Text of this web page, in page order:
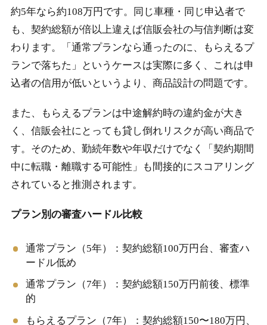
約5年なら約108万円です。同じ車種・同じ申込者で
も、契約総額が倍以上違えば信販会社の与信判断は変
わります。「通常プランなら通ったのに、もらえるプ
ランで落ちた」というケースは実際に多く、これは申
込者の信用が低いというより、商品設計の問題です。
また、もらえるプランは中途解約時の違約金が大き
く、信販会社にとっても貸し倒れリスクが高い商品で
す。そのため、勤続年数や年収だけでなく「契約期間
中に転職・離職する可能性」も間接的にスコアリング
されていると推測されます。
プラン別の審査ハードル比較
通常プラン（5年）：契約総額100万円台、審査ハ
ードル低め
通常プラン（7年）：契約総額150万円前後、標準
的
もらえるプラン（7年）：契約総額150〜180万円、